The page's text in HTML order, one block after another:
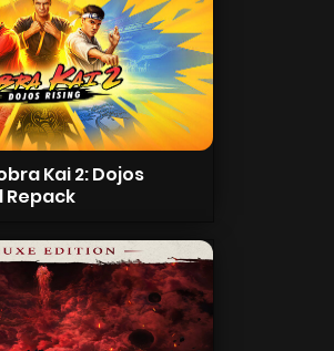
Kai 2: Dojos
Repack